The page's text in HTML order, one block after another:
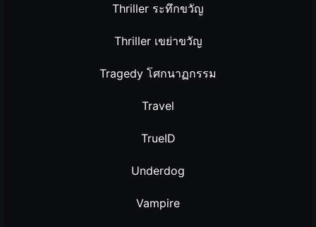
Thriller ระทึกขวัญ
Thriller เขย่าขวัญ
Tragedy โศกนาฏกรรม
Travel
TrueID
Underdog
Vampire